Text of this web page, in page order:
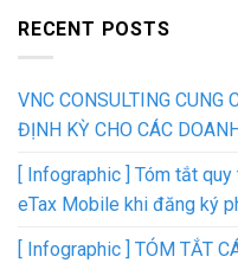
RECENT POSTS
VNC CONSULTING CUNG
ĐỊNH KỲ CHO CÁC
[ Infographic ] Tóm tắt
eTax Mobile khi đăng ký
[ Infographic ] TÓM TẮT